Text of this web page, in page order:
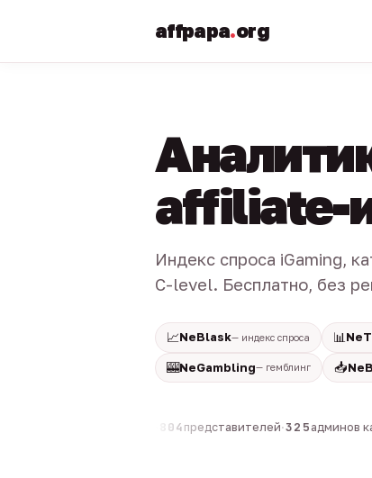
affpapa.org
affiliate-
Индекс спроса iGaming,
C-level. Бесплатно, без
📈NeBlask— индекс спроса 📊
🎰NeGambling— гемблинг 📥
804представителей·325админов